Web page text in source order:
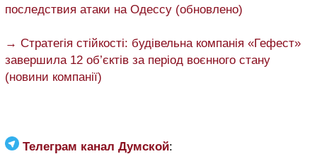
последствия атаки на Одессу (обновлено)
→ Стратегія стійкості: будівельна компанія «Гефест»
завершила 12 об’єктів за період воєнного стану
(новини компанії)
Телеграм канал Думской: